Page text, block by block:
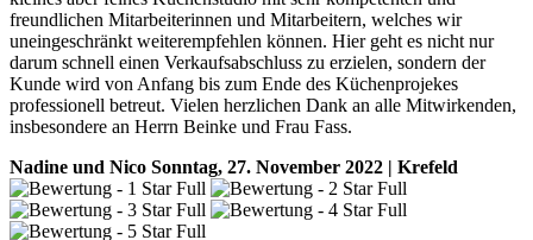
freundlichen Mitarbeiterinnen und Mitarbeitern, welches wir
uneingeschränkt weiterempfehlen können. Hier geht es nicht nur
darum schnell einen Verkaufsabschluss zu erzielen, sondern der
Kunde wird von Anfang bis zum Ende des Küchenprojekes
professionell betreut. Vielen herzlichen Dank an alle Mitwirkenden,
insbesondere an Herrn Beinke und Frau Fass.
Nadine und Nico Sonntag, 27. November 2022 | Krefeld